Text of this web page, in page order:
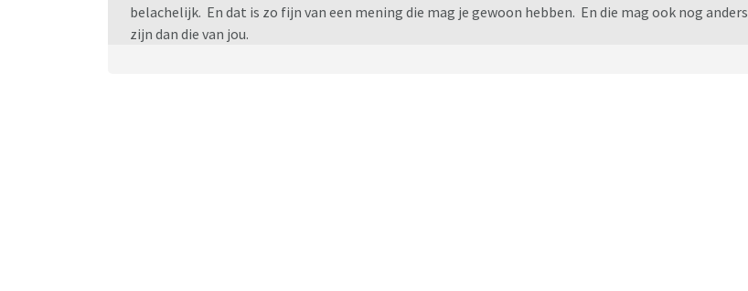
belachelijk. En dat is zo fijn van een mening die mag je gewoon hebben. En die mag ook nog anders
zijn dan die van jou.